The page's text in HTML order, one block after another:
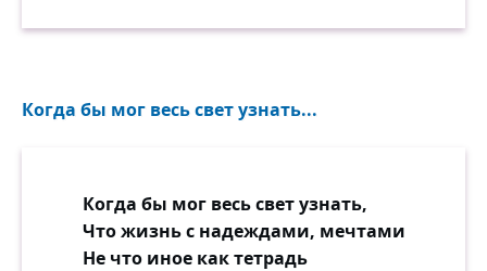
Когда бы мог весь свет узнать...
Когда бы мог весь свет узнать,
Что жизнь с надеждами, мечтами
Не что иное как тетрадь